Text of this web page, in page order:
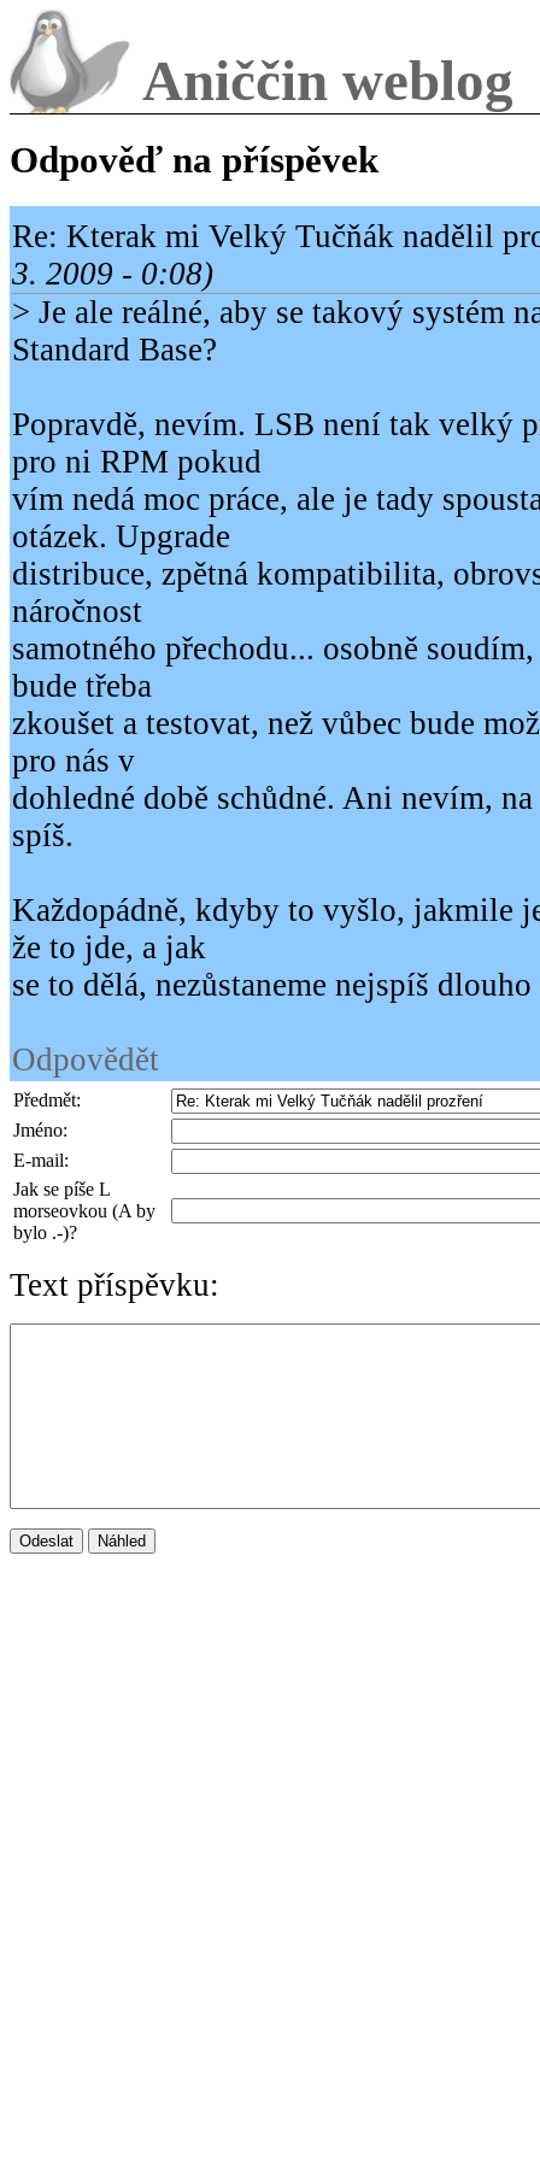
Aniččin weblog
Odpověď na příspěvek
Re: Kterak mi Velký Tučňák nadělil
3. 2009 - 0:08)
> Je ale reálné, aby se takový systém
Standard Base?
Popravdě, nevím. LSB není tak velký
pro ni RPM pokud
vím nedá moc práce, ale je tady
otázek. Upgrade
distribuce, zpětná kompatibilita,
náročnost
samotného přechodu... osobně
bude třeba
zkoušet a testovat, než vůbec bude
pro nás v
dohledné době schůdné. Ani nevím,
spíš.
Každopádně, kdyby to vyšlo, jakmile
že to jde, a jak
se to dělá, nezůstaneme nejspíš
Odpovědět
Předmět:
Jméno:
E-mail:
Jak se píše L
morseovkou (A by
bylo .-)?
Text příspěvku: